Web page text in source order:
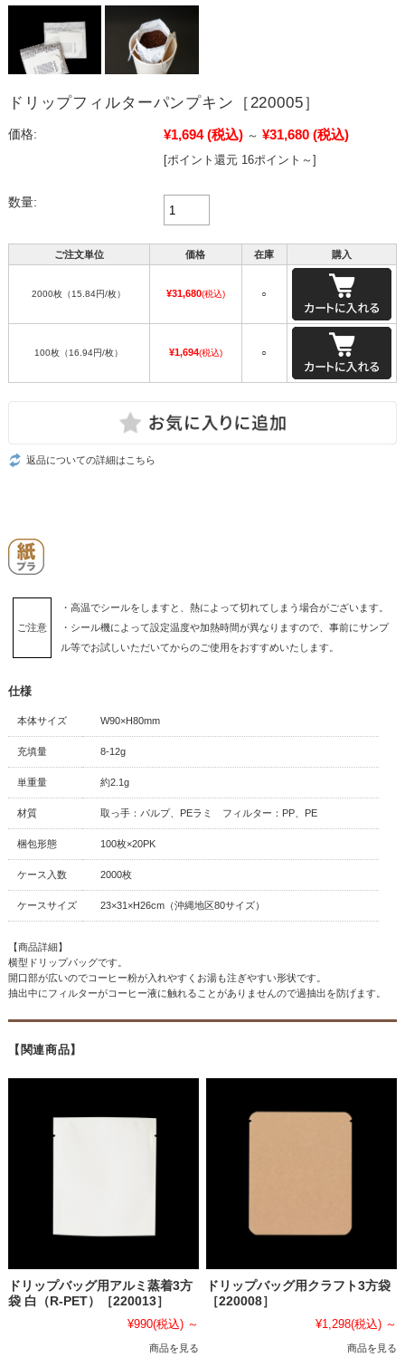
ドリップフィルターパンプキン［220005］
価格: ¥1,694 (税込) ～ ¥31,680 (税込)
[ポイント還元 16ポイント～]
数量:
ご注文単位 価格 在庫 購入
2000枚（15.84円/枚） ¥31,680(税込) ○
100枚（16.94円/枚） ¥1,694(税込) ○
返品についての詳細はこちら
ご注意
・高温でシールをしますと、熱によって切れてしまう場合がございます。
・シール機によって設定温度や加熱時間が異なりますので、事前にサンプ
ル等でお試しいただいてからのご使用をおすすめいたします。
仕様
本体サイズ W90×H80mm
充填量 8-12g
単重量 約2.1g
材質 取っ手：パルプ、PEラミ フィルター：PP、PE
梱包形態 100枚×20PK
ケース入数 2000枚
ケースサイズ 23×31×H26cm（沖縄地区80サイズ）
【商品詳細】
横型ドリップバッグです。
開口部が広いのでコーヒー粉が入れやすくお湯も注ぎやすい形状です。
抽出中にフィルターがコーヒー液に触れることがありませんので過抽出を防げます。
【関連商品】
ドリップバッグ用アルミ蒸着3方
袋 白（R-PET）［220013］
¥990(税込) ～
商品を見る
ドリップバッグ用クラフト3方袋
［220008］
¥1,298(税込) ～
商品を見る